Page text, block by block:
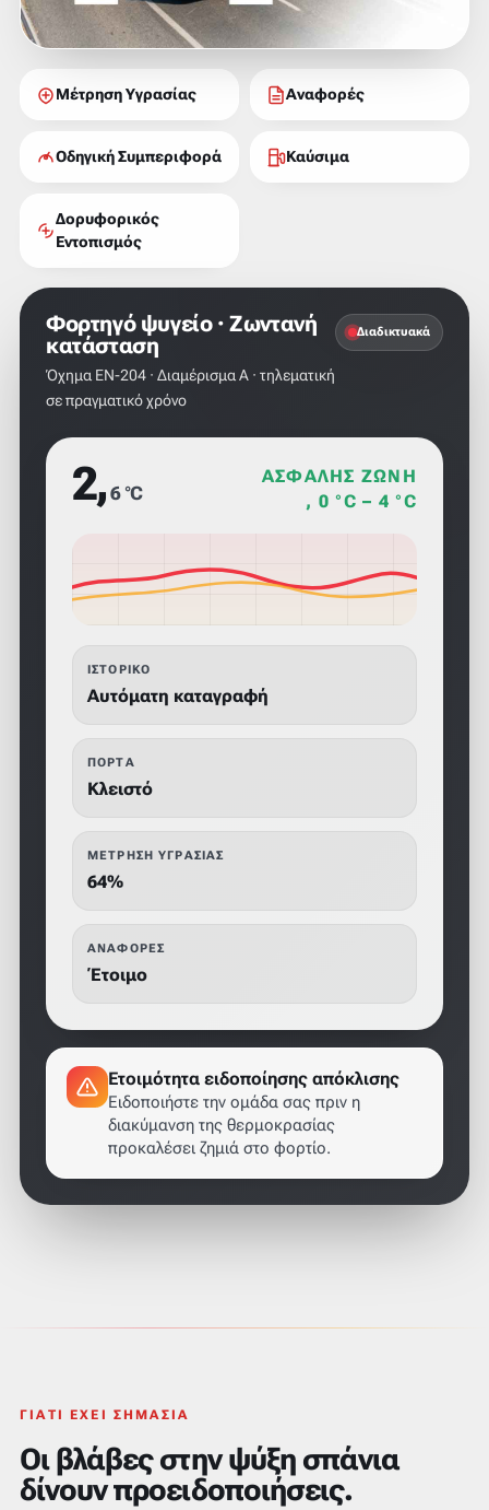
Μέτρηση Υγρασίας Αναφορές
Οδηγική Συμπεριφορά Καύσιμα
Δορυφορικός
Εντοπισμός
Φορτηγό ψυγείο · Ζωντανή
κατάσταση
Όχημα EN-204 · Διαμέρισμα Α · τηλεματική
σε πραγματικό χρόνο
Διαδικτυακά
2, 6 °C
ΑΣΦΑΛΉΣ ΖΏΝΗ
, 0 °C – 4 °C
ΙΣΤΟΡΙΚΌ
Αυτόματη καταγραφή
ΠΌΡΤΑ
Κλειστό
ΜΈΤΡΗΣΗ ΥΓΡΑΣΊΑΣ
64%
ΑΝΑΦΟΡΈΣ
Έτοιμο
Ετοιμότητα ειδοποίησης απόκλισης
Ειδοποιήστε την ομάδα σας πριν η
διακύμανση της θερμοκρασίας
προκαλέσει ζημιά στο φορτίο.
ΓΙΑΤΊ ΈΧΕΙ ΣΗΜΑΣΊΑ
Οι βλάβες στην ψύξη σπάνια
δίνουν προειδοποιήσεις.